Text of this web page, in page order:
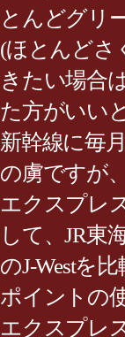
とんどグリ
(ほとんどさ
きたい場合
た方がいい
新幹線に毎
の虜ですが
エクスプレ
して、JR東
のJ-Westを
ポイントの
エクスプレ